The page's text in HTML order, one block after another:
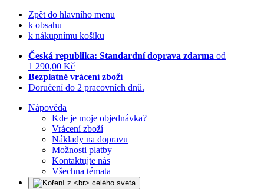
Zpět do hlavního menu
k obsahu
k nákupnímu košíku
Česká republika: Standardní doprava zdarma od
1 290,00 Kč
Bezplatné vrácení zboží
Doručení do 2 pracovních dnů.
Nápověda
Kde je moje objednávka?
Vrácení zboží
Náklady na dopravu
Možnosti platby
Kontaktujte nás
Všechna témata